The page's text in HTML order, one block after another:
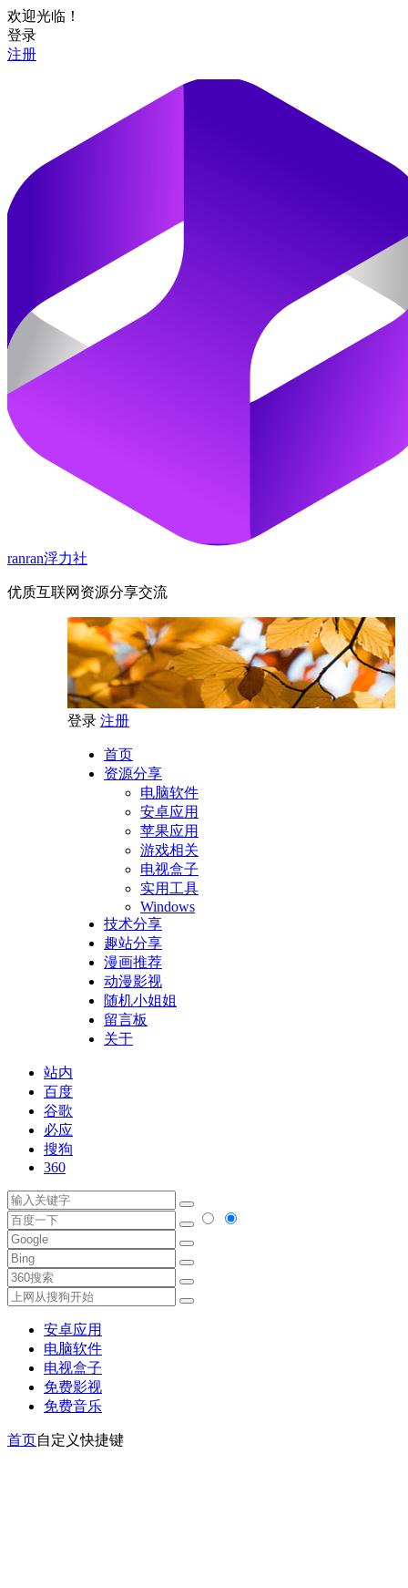
欢迎光临！
登录
注册
ranran浮力社
优质互联网资源分享交流
登录 注册
首页
资源分享
电脑软件
安卓应用
苹果应用
游戏相关
电视盒子
实用工具
Windows
技术分享
趣站分享
漫画推荐
动漫影视
随机小姐姐
留言板
关于
站内
百度
谷歌
必应
搜狗
360
安卓应用
电脑软件
电视盒子
免费影视
免费音乐
首页自定义快捷键